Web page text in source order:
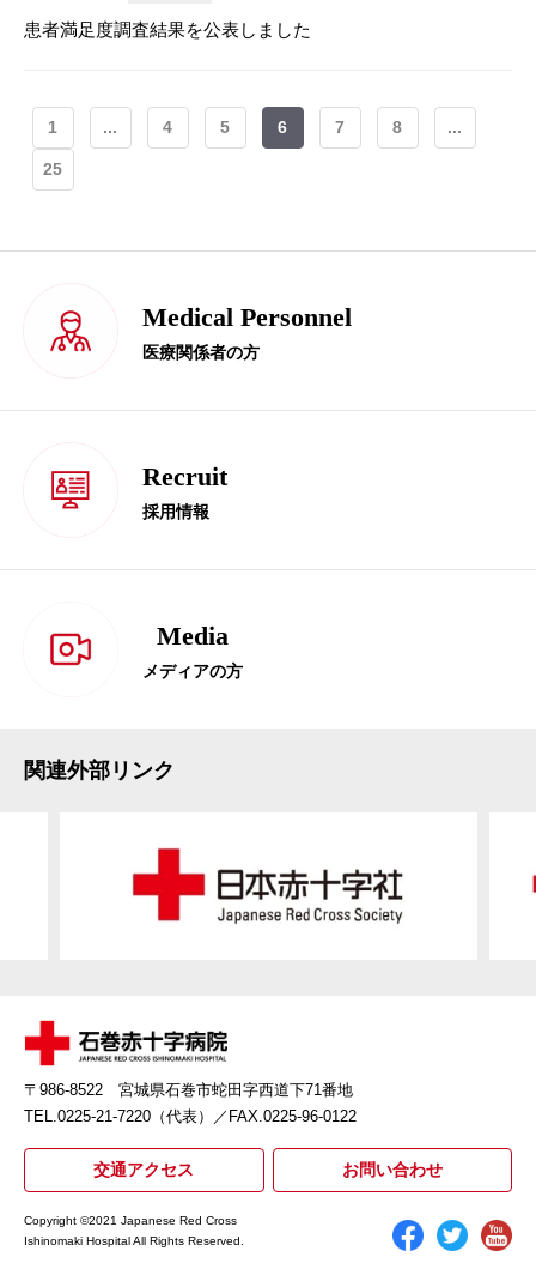
患者満足度調査結果を公表しました
1 ... 4 5 6 7 8 ...
25
Medical Personnel
医療関係者の方
Recruit
採用情報
Media
メディアの方
関連外部リンク
〒986-8522 宮城県石巻市蛇田字西道下71番地
TEL.0225-21-7220（代表）
／FAX.0225-96-0122
交通アクセス お問い合わせ
Copyright ©2021 Japanese Red Cross
Ishinomaki Hospital All Rights Reserved.